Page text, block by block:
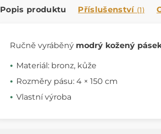
Popis produktu Příslušenství (1)
Ručně vyráběný modrý kožený
Materiál: bronz, kůže
Rozměry pásu: 4 × 150 cm
Vlastní výroba